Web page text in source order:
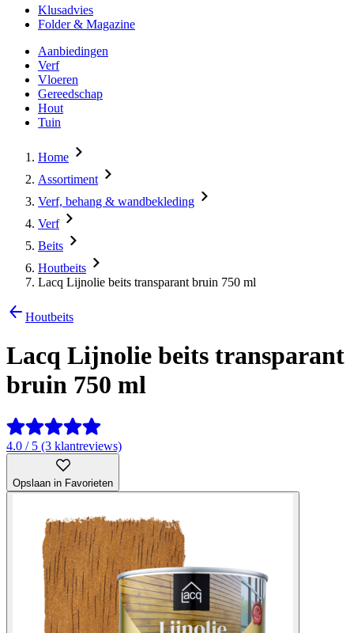
Klusadvies
Folder & Magazine
Aanbiedingen
Verf
Vloeren
Gereedschap
Hout
Tuin
Home
Assortiment
Verf, behang & wandbekleding
Verf
Beits
Houtbeits
Lacq Lijnolie beits transparant bruin 750 ml
Houtbeits
Lacq Lijnolie beits transparant
bruin 750 ml
4.0 / 5 (3 klantreviews)
Opslaan in Favorieten